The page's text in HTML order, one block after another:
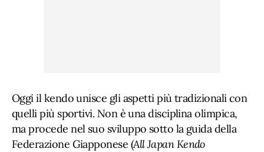
Oggi il kendo unisce gli aspetti più tradizionali con
quelli più sportivi. Non è una disciplina olimpica,
ma procede nel suo sviluppo sotto la guida della
Federazione Giapponese (All Japan Kendo